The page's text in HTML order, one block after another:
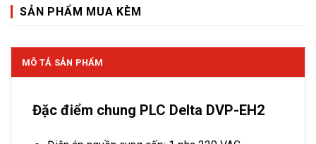
SẢN PHẨM MUA KÈM
MÔ TẢ SẢN PHẨM
Đặc điểm chung PLC Delta DVP-EH2